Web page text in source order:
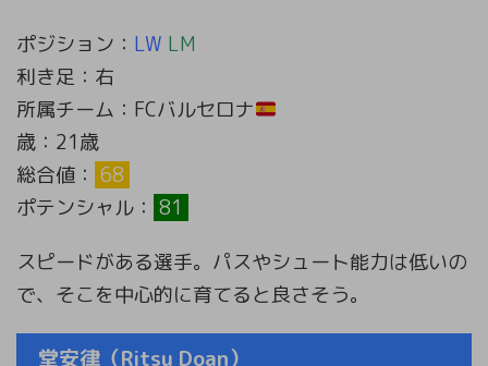
ポジション： LW LM
利き足：右
所属チーム：FCバルセロナ
歳：21歳
総合値： 68
ポテンシャル： 81
スピードがある選手。パスやシュート能力は低いの
で、そこを中心的に育てると良さそう。
堂安律（Ritsu Doan）